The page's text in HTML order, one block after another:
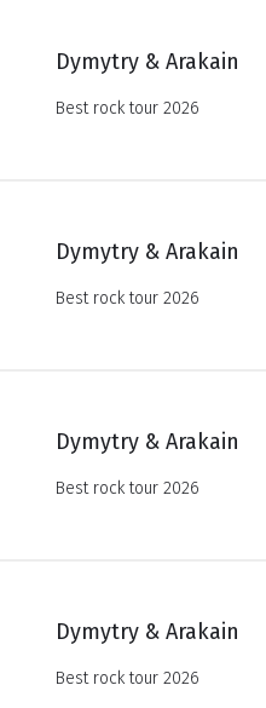
Dymytry & Arakain
Best rock tour 2026
Dymytry & Arakain
Best rock tour 2026
Dymytry & Arakain
Best rock tour 2026
Dymytry & Arakain
Best rock tour 2026